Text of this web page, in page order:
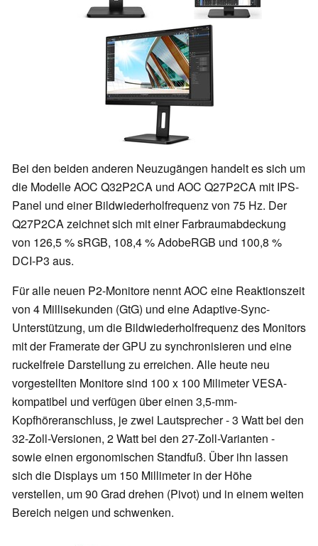
Bei den beiden anderen Neuzugängen handelt es sich um
die Modelle AOC Q32P2CA und AOC Q27P2CA mit IPS-
Panel und einer Bildwiederholfrequenz von 75 Hz. Der
Q27P2CA zeichnet sich mit einer Farbraumabdeckung
von 126,5 % sRGB, 108,4 % AdobeRGB und 100,8 %
DCI-P3 aus.
Für alle neuen P2-Monitore nennt AOC eine Reaktionszeit
von 4 Millisekunden (GtG) und eine Adaptive-Sync-
Unterstützung, um die Bildwiederholfrequenz des Monitors
mit der Framerate der GPU zu synchronisieren und eine
ruckelfreie Darstellung zu erreichen. Alle heute neu
vorgestellten Monitore sind 100 x 100 Milimeter VESA-
kompatibel und verfügen über einen 3,5-mm-
Kopfhöreranschluss, je zwei Lautsprecher - 3 Watt bei den
32-Zoll-Versionen, 2 Watt bei den 27-Zoll-Varianten -
sowie einen ergonomischen Standfuß. Über ihn lassen
sich die Displays um 150 Millimeter in der Höhe
verstellen, um 90 Grad drehen (Pivot) und in einem weiten
Bereich neigen und schwenken.